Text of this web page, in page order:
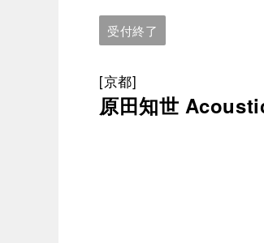
受付終了
[京都]
原田知世